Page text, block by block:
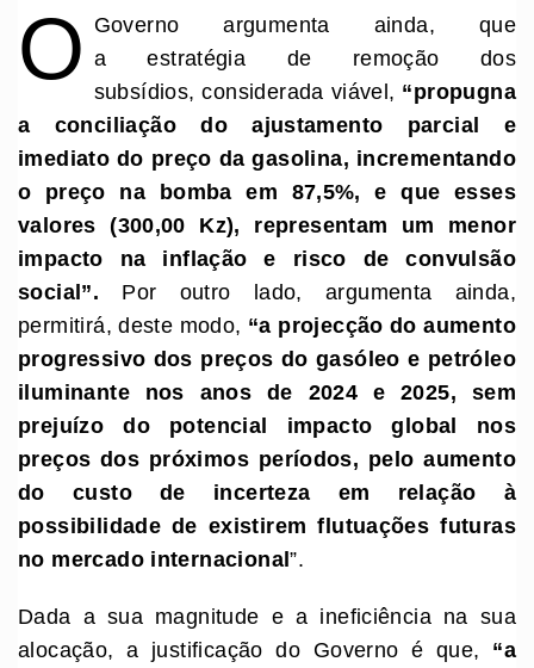
O Governo argumenta ainda, que
a estratégia de remoção dos
subsídios, considerada viável, “propugna
a conciliação do ajustamento parcial e
imediato do preço da gasolina, incrementando
o preço na bomba em 87,5%,e que esses
valores (300,00 Kz), representam um menor
impacto na inflação e risco de convulsão
social”. Por outro lado, argumenta ainda,
permitirá, deste modo, “a projecção do aumento
progressivo dos preços do gasóleo e petróleo
iluminante nos anos de 2024 e 2025, sem
prejuízo do potencial impacto global nos
preços dos próximos períodos, pelo aumento
do custo de incerteza em relação à
possibilidade de existirem flutuações futuras
no mercado internacional”.
Dada a sua magnitude e a ineficiência na sua
alocação, a justificação do Governo é que, “a